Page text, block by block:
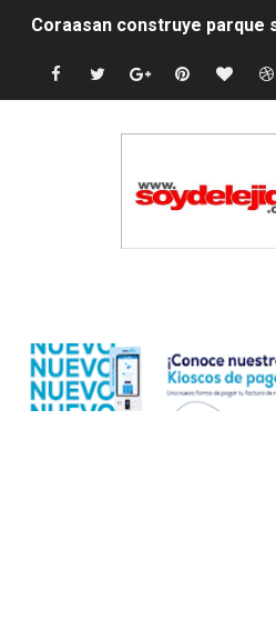
Coraasan construye parque
Irán apuesta por
Precio del dólar hoy viernes
Un derrumbe en el centro
La nube sahariana número